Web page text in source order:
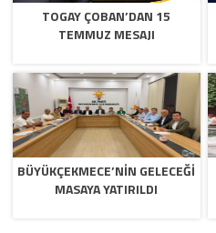
TOGAY ÇOBAN’DAN 15
TEMMUZ MESAJI
BÜYÜKÇEKMECE’NİN GELECEĞİ
MASAYA YATIRILDI